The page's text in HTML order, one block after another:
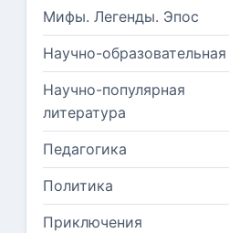
Мифы. Легенды. Эпос
Научно-образовательная
Научно-популярная
литература
Педагогика
Политика
Приключения